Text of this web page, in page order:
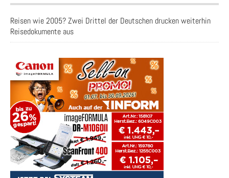
Reisen wie 2005? Zwei Drittel der Deutschen drucken weiterhin
Reisedokumente aus